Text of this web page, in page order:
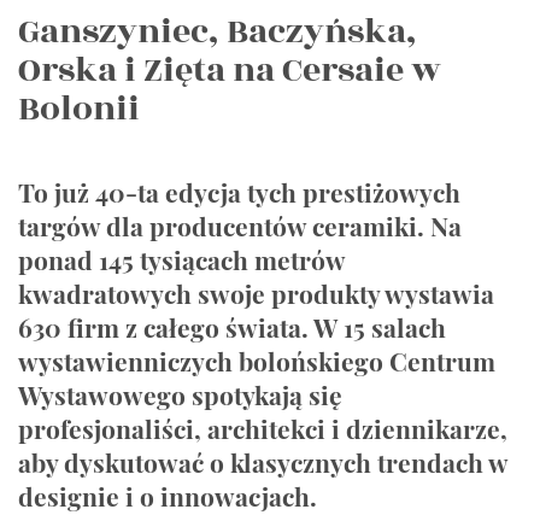
Ganszyniec, Baczyńska,
Orska i Zięta na Cersaie w
Bolonii
To już 40-ta edycja tych prestiżowych
targów dla producentów ceramiki. Na
ponad 145 tysiącach metrów
kwadratowych swoje produkty wystawia
630 firm z całego świata. W 15 salach
wystawienniczych bolońskiego Centrum
Wystawowego spotykają się
profesjonaliści, architekci i dziennikarze,
aby dyskutować o klasycznych trendach w
designie i o innowacjach.